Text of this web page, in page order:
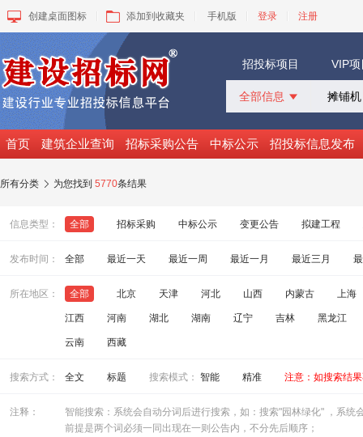
创建桌面图标 添加到收藏夹 手机版 登录 注册
招投标项目 VIP
全部信息 
招标采购
中标公示
询价采购
首页 建筑企业查询 招标采购公告 中标公示 招投标信息发布
所有分类  为您找到 5770条结果
信息类型： 全部 招标采购 中标公示 变更公告 拟建工程
发布时间： 全部 最近一天 最近一周 最近一月 最近三月
所在地区： 全部 北京 天津 河北 山西 内蒙古 上海
江西 河南 湖北 湖南 辽宁 吉林 黑龙江
云南 西藏
搜索方式： 全文 标题 搜索模式： 智能 精准 注意：如搜索结
注释：
智能搜索：系统会自动分词后进行搜索，如：搜索"园林绿化" ，系统
前提是两个词必须一同出现在一则公告内，不分先后顺序；